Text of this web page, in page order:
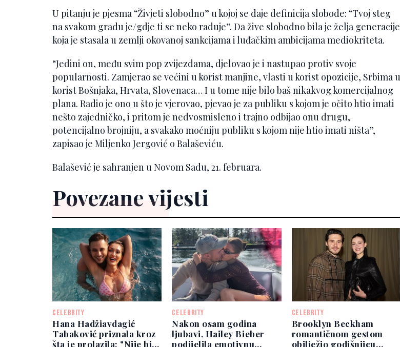
U pitanju je pjesma “Živjeti slobodno” u kojoj se daje definicija slobode: “Tvoj steg
na svakom gradu je/gdje ti se neko raduje”. Da žive slobodno bila je želja generacije
koja je stasala u zemlji okovanoj sankcijama i luđačkim ambicijama mediokriteta.
“Jedini on, među svim pop zvijezdama, djelovao je i nastupao protiv svoje
popularnosti. Zamjerao se većini u korist manjine, vlasti u korist opozicije, Srbima u
korist Bošnjaka, Hrvata, Slovenaca… I u tome nije bilo baš nikakvog komercijalnog
plana. Radio je ono u što je vjerovao, pjevao je za publiku s kojom je očito htio imati
nešto zajedničko, i pritom je nedvosmisleno i trajno odbijao onu drugu,
potencijalno brojniju, a svakako moćniju publiku s kojom nije htio imati ništa”,
zapisao je Miljenko Jergović o Balaševiću.
Balašević je sahranjen u Novom Sadu, 21. februara.
Povezane vijesti
CELEBRITY
Hana Hadžiavdagić
Tabaković priznala kroz
šta je prolazila: "Nije bilo
CELEBRITY
Nakon osam godina
ljubavi, Hailey Bieber
podijelila emotivnu
CELEBRITY
Brooklyn Beckham
romantičnom gestom
obilježio godišnjicu